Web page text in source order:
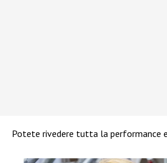
Potete rivedere tutta la performance